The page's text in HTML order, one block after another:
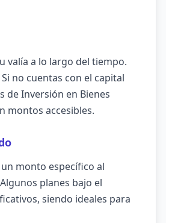
valía a lo largo del tiempo.
no cuentas con el capital
de Inversión en Bienes
montos accesibles.
monto específico al
planes bajo el
siendo ideales para